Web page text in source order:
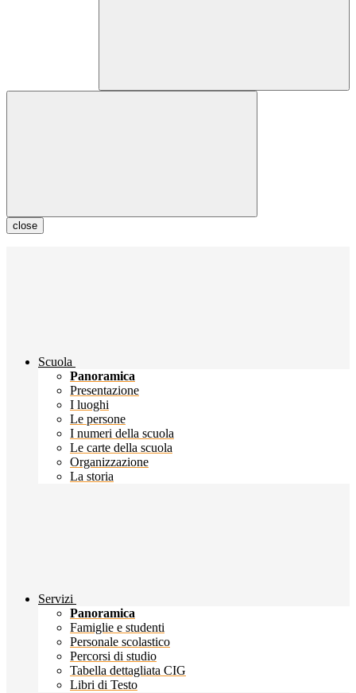
close
Scuola
Panoramica
Presentazione
I luoghi
Le persone
I numeri della scuola
Le carte della scuola
Organizzazione
La storia
Servizi
Panoramica
Famiglie e studenti
Personale scolastico
Percorsi di studio
Tabella dettagliata CIG
Libri di Testo